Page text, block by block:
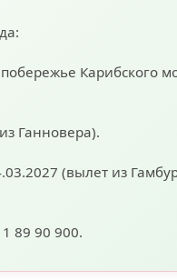
Карибского
Ганновера).
(вылет из
89 90 900.